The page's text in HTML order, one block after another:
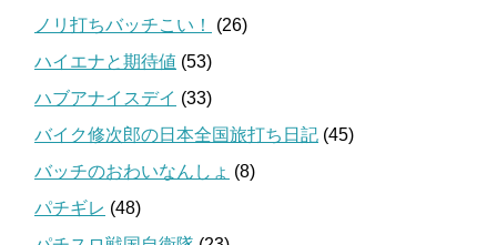
ノリ打ちバッチこい！
(26)
ハイエナと期待値 (53)
ハブアナイスデイ (33)
バイク修次郎の日本全国旅打ち日記 (45)
バッチのおわいなんしょ (8)
パチギレ (48)